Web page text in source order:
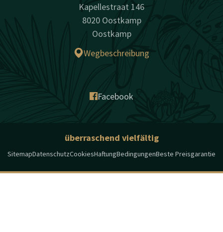
Kapellestraat 146
8020 Oostkamp
Oostkamp
Wegbeschreibung
Facebook
überraschend vielfältig
SitemapDatenschutzCookiesHaftungBedingungenBeste Preisgarantie